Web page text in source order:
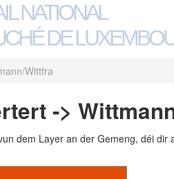
NATIONAL
DE
Wittfra
->
dem Layer an der Gemeng, déi